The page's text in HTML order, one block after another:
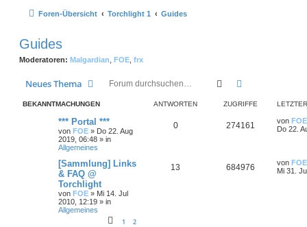
Foren-Übersicht Torchlight 1 Guides
Guides
Moderatoren: Malgardian FOE frx
Neues Thema Suche
BEKANNTMACHUNGEN ANTWORTEN ZUGRIFFE
*** Portal ***
von FOE » Do 22. Aug
2019, 06:48 » in
Allgemeines
0 274161 von FOE
Do 22.
[Sammlung] Links
& FAQ @
Torchlight
von FOE » Mi 14. Jul
2010, 12:19 » in
Allgemeines
1 2
13 684976 von FOE
Mi 31.